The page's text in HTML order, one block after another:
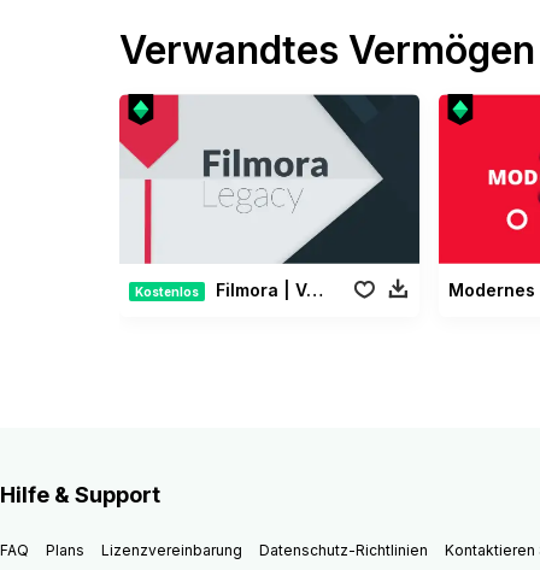
Verwandtes Vermögen
Kostenlos Filmora | Vermächtnis Paket
Hilfe & Support
FAQ Plans Lizenzvereinbarung Datenschutz-Richtlinien Kontaktieren